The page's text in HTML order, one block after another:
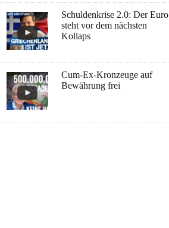
Schuldenkrise 2.0: Der Euro
steht vor dem nächsten
Kollaps
Cum-Ex-Kronzeuge auf
Bewährung frei